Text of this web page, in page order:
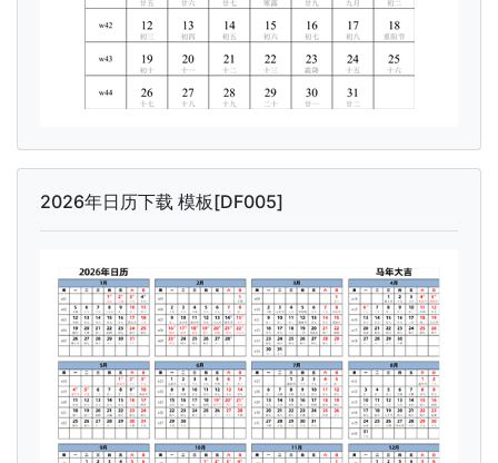
2026年日历下载 模板[DF005]